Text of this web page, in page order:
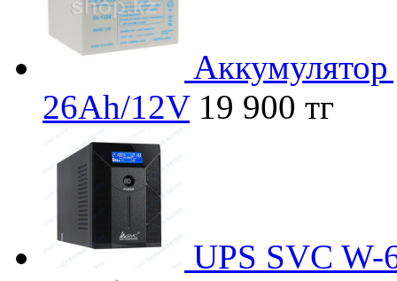
26Ah/12V 19 900 тг
UPS SVC W-